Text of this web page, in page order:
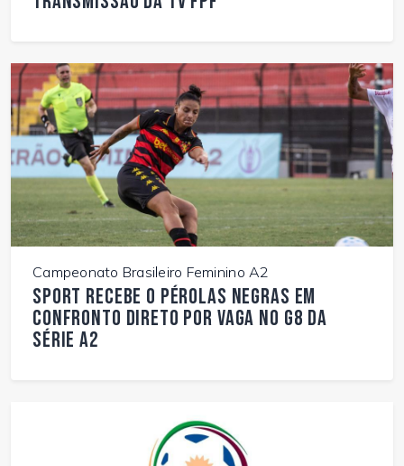
Campeonato Brasileiro Feminino A2
Sport recebe o Pérolas Negras em
confronto direto por vaga no G8 da
Série A2